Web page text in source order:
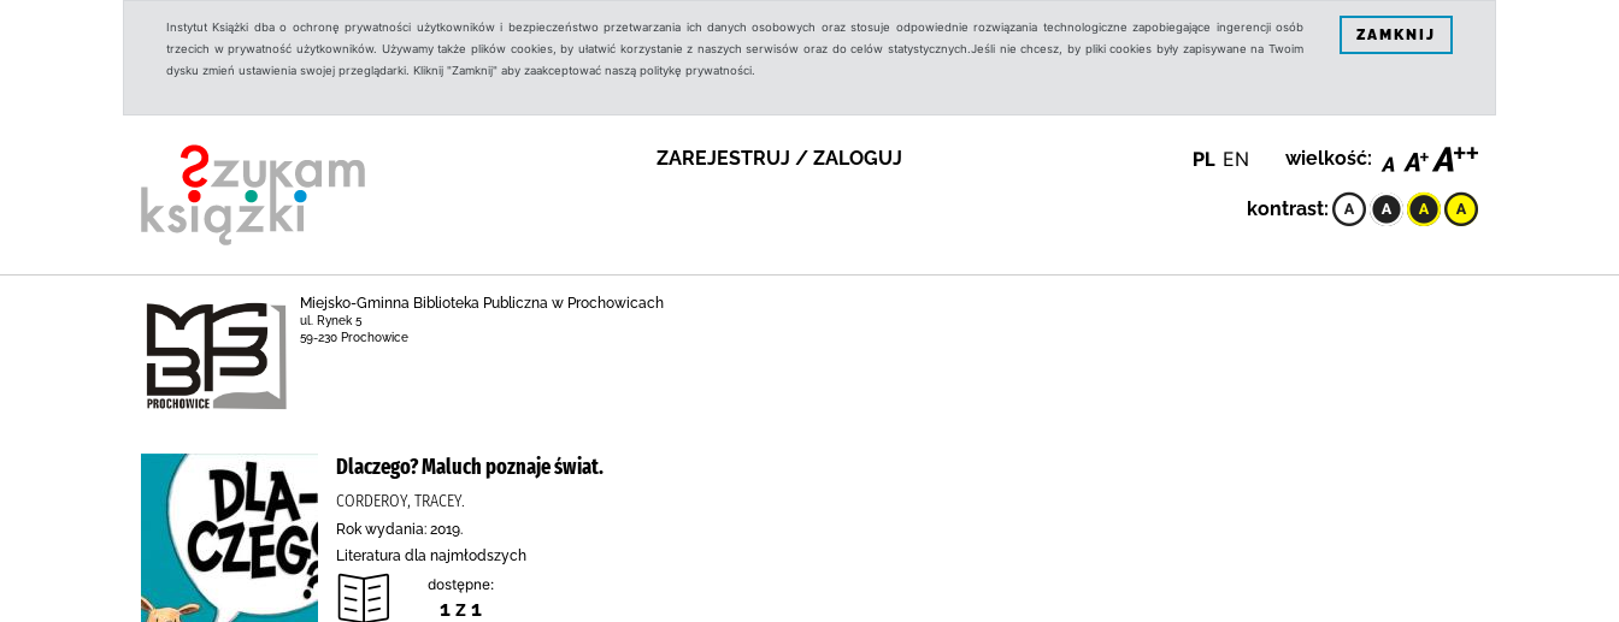
Instytut Książki dba o ochronę prywatności użytkowników i bezpieczeństwo przetwarzania ich danych osobowych oraz stosuje odpowiednie rozwiązania technologiczne zapobiegające ingerencji osób
trzecich w prywatność użytkowników. Używamy także plików cookies, by ułatwić korzystanie z naszych serwisów oraz do celów statystycznych.Jeśli nie chcesz, by pliki cookies były zapisywane na Twoim
dysku zmień ustawienia swojej przeglądarki. Kliknij "Zamknij" aby zaakceptować naszą politykę prywatności.
ZAMKNIJ
ZAREJESTRUJ / ZALOGUJ PL EN wielkość:
kontrast:
Miejsko-Gminna Biblioteka Publiczna w Prochowicach
ul. Rynek 5
59-230 Prochowice
Dlaczego? Maluch poznaje świat.
CORDEROY, TRACEY.
Rok wydania: 2019.
Literatura dla najmłodszych
dostępne:
1 z 1